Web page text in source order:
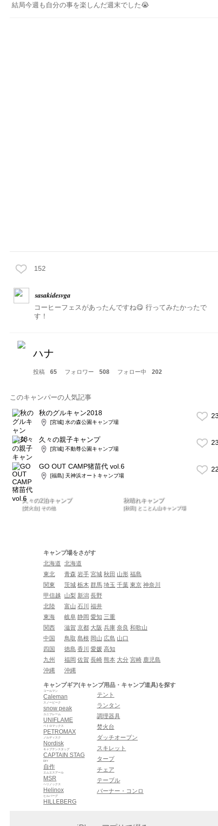
結局今週も自分の事を楽しんだ週末でした😭
152
𝒔𝒂𝒔𝒂𝒌𝒊𝒅𝒆𝒔𝒗𝒈𝒂
コーヒーフェスがあったんですね😋 行ってみたかったで
す！
ハナ
投稿 65 フォロワー 508 フォロー中 202
このキャンパーの人気記事
秋のグルキャン2018
[宮城] 水の森公園キャンプ場
久々の親子キャンプ
[宮城] 不動尊公園キャンプ場
GO OUT CAMP猪苗代 vol.6
[福島] 天神浜オートキャンプ場
久々の2泊キャンプ
[焚火台] その他
秋晴れキャンプ
[秋田] とことん山キャンプ場
キャンプ場をさがす
北海道 北海道
東北
青森 岩手 宮城 秋田 山形 福島
関東
茨城 栃木 群馬 埼玉 千葉 東京 神奈川
甲信越
山梨 新潟 長野
北陸
富山 石川 福井
東海
岐阜 静岡 愛知 三重
関西
滋賀 京都 大阪 兵庫 奈良 和歌山
中国
鳥取 島根 岡山 広島 山口
四国
徳島 香川 愛媛 高知
九州
福岡 佐賀 長崎 熊本 大分 宮崎 鹿児島
沖縄
沖縄
キャンプギア(キャンプ用品・キャンプ道具)を探す
Caleman
コールマン
snow peak
スノーピーク
UNIFLAME
ユニフレーム
PETROMAX
ペトロマックス
Nordisk
ノルディスク
CAPTAIN STAG
キャプテンスタッグ
自作
DIY
MSR
エムエスアール
Helinox
ヘリノックス
HILLEBERG
ヒルバーグ
テント
ランタン
調理器具
焚火台
ダッチオーブン
スキレット
タープ
チェア
テーブル
バーナー・コンロ